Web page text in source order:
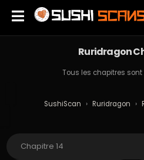
Ruridragon
Tous les chapitres
SushiScan › Ruridragon ›